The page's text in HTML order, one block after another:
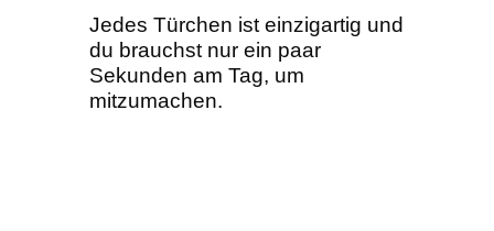
Jedes Türchen ist einzigartig und
du brauchst nur ein paar
Sekunden am Tag, um
mitzumachen.